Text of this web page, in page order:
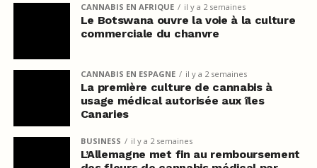
CANNABIS EN AFRIQUE il y a 2 semaines
Le Botswana ouvre la voie à la culture
commerciale du chanvre
CANNABIS EN ESPAGNE il y a 2 semaines
La première culture de cannabis à
usage médical autorisée aux îles
Canaries
BUSINESS il y a 2 semaines
L’Allemagne met fin au remboursement